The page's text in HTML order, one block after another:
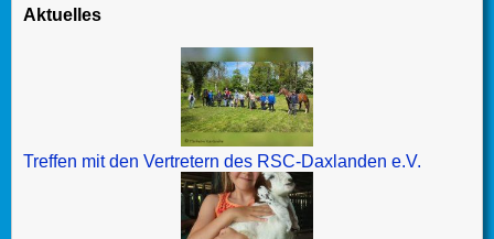
Aktuelles
Treffen mit den Vertretern des RSC-Daxlanden e.V.